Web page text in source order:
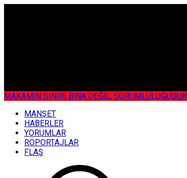
MAKAMIN SINIRI BİNA DEĞİL,
MANŞET
HABERLER
YORUMLAR
RÖPORTAJLAR
FLAŞ